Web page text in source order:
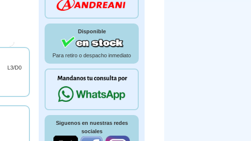
L3/D0
Disponible
Para retiro o despacho inmediato
Siguenos en nuestras redes
sociales